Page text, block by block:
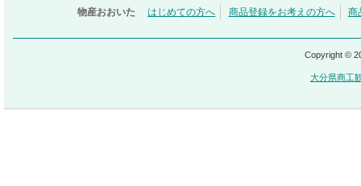
物産おおいた はじめての方へ 商品登録をお考えの方へ 商
Copyright ©
大分県商工